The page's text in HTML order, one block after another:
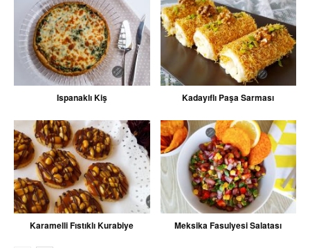
Ispanaklı Kiş Kadayıflı Paşa Sarması
Karamelli Fıstıklı Kurabiye Meksika Fasulyesi Salatası